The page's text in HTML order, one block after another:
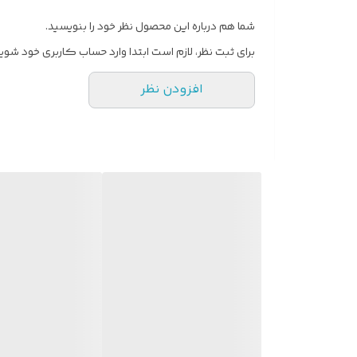
شما هم درباره این محصول نظر خود را بنویسید.
برای ثبت نظر، لازم است ابتدا وارد حساب کاربری خود
افزودن نظر